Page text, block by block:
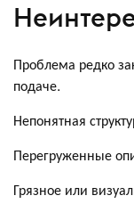
Проблема редко
подаче.
Непонятная
Перегруженные
Грязное или